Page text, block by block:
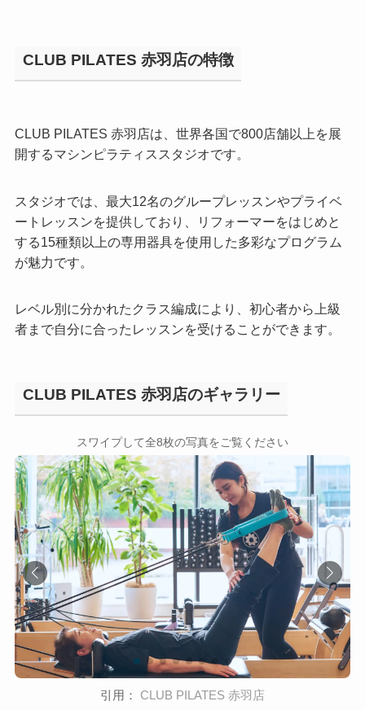
CLUB PILATES 赤羽店の特徴
CLUB PILATES 赤羽店は、世界各国で800店舗以上を展
開するマシンピラティススタジオです。
スタジオでは、最大12名のグループレッスンやプライベ
ートレッスンを提供しており、リフォーマーをはじめと
する15種類以上の専用器具を使用した多彩なプログラム
が魅力です。
レベル別に分かれたクラス編成により、初心者から上級
者まで自分に合ったレッスンを受けることができます。
CLUB PILATES 赤羽店のギャラリー
スワイプして全8枚の写真をご覧ください
引用： CLUB PILATES 赤羽店